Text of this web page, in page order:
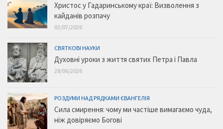
Христос у Гадаринському краї: Визволення з
кайданів розпачу
03/07/2026
СВЯТКОВІ НАУКИ
Духовні уроки з життя святих Петра і Павла
28/06/2026
РОЗДУМИ НАД РЯДКАМИ ЄВАНГЕЛІЯ
Сила смирення: чому ми частіше вимагаємо чуда,
ніж довіряємо Богові